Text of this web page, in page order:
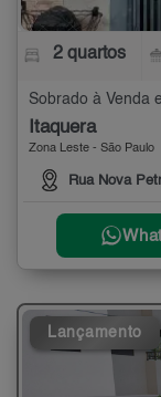
2 quartos
Sobrado à Venda
Itaquera
Zona Leste - São Paulo
Rua Nova
Lançamento